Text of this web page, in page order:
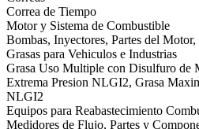
Correa de Tiempo
Motor y Sistema de Combustible
Bombas, Inyectores, Partes del
Grasas para Vehiculos e Industrias
Grasa Uso Multiple con Disulfuro de
Extrema Presion NLGI2, Grasa
NLGI2
Equipos para Reabastecimiento
Medidores de Flujo, Partes y